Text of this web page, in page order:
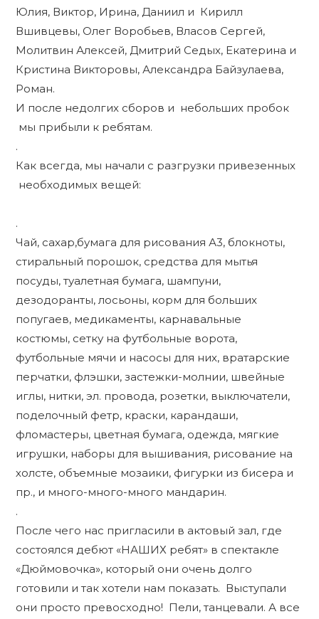
Юлия, Виктор, Ирина, Даниил и Кирилл
Вшивцевы, Олег Воробьев, Власов Сергей,
Молитвин Алексей, Дмитрий Седых, Екатерина и
Кристина Викторовы, Александра Байзулаева,
Роман.
И после недолгих сборов и небольших пробок
мы прибыли к ребятам.
.
Как всегда, мы начали с разгрузки привезенных
необходимых вещей:
.
Чай, сахар,бумага для рисования А3, блокноты,
стиральный порошок, средства для мытья
посуды, туалетная бумага, шампуни,
дезодоранты, лосьоны, корм для больших
попугаев, медикаменты, карнавальные
костюмы, сетку на футбольные ворота,
футбольные мячи и насосы для них, вратарские
перчатки, флэшки, застежки-молнии, швейные
иглы, нитки, эл. провода, розетки, выключатели,
поделочный фетр, краски, карандаши,
фломастеры, цветная бумага, одежда, мягкие
игрушки, наборы для вышивания, рисование на
холсте, объемные мозаики, фигурки из бисера и
пр., и много-много-много мандарин.
.
После чего нас пригласили в актовый зал, где
состоялся дебют «НАШИХ ребят» в спектакле
«Дюймовочка», который они очень долго
готовили и так хотели нам показать. Выступали
они просто превосходно! Пели, танцевали. А все